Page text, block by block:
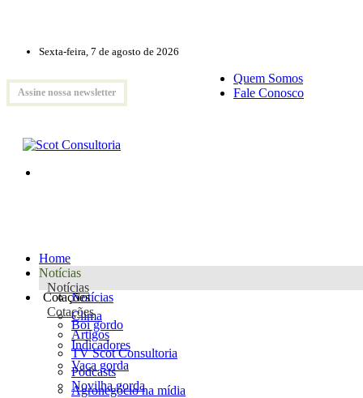
Sexta-feira, 7 de agosto de 2026
Assine nossa newsletter
Quem Somos
Fale Conosco
Home
Notícias
Notícias
Notícias
Clima
Artigos
TV Scot Consultoria
Podcasts
Agronegócio na mídia
Cotações
Cotações
Boi gordo
Indicadores
Vaca gorda
Novilha gorda